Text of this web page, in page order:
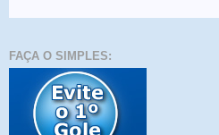
FAÇA O SIMPLES: